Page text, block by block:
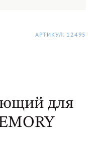
АРТИКУЛ: 12495
для